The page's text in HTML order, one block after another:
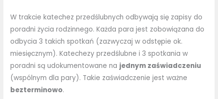
W trakcie katechez przedślubnych odbywają się zapisy do
poradni życia rodzinnego. Każda para jest zobowiązana do
odbycia 3 takich spotkań (zazwyczaj w odstępie ok.
miesięcznym). Katechezy przedślubne i 3 spotkania w
poradni są udokumentowane na jednym zaświadczeniu
(wspólnym dla pary). Takie zaświadczenie jest ważne
bezterminowo.